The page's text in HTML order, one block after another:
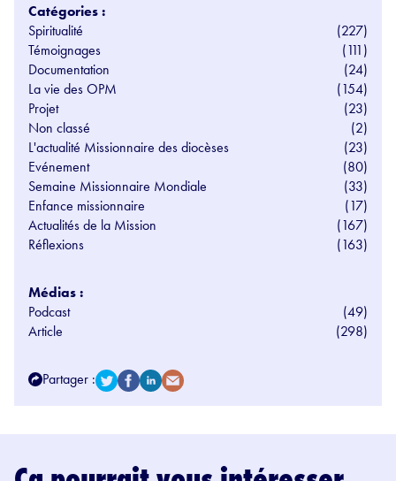
Catégories :
Spiritualité
(227)
Témoignages
(111)
Documentation
(24)
La vie des OPM
(154)
Projet
(23)
Non classé
(2)
L'actualité Missionnaire des diocèses
(23)
Evénement
(80)
Semaine Missionnaire Mondiale
(33)
Enfance missionnaire
(17)
Actualités de la Mission
(167)
Réflexions
(163)
Médias :
Podcast
(49)
Article
(298)
Partager :